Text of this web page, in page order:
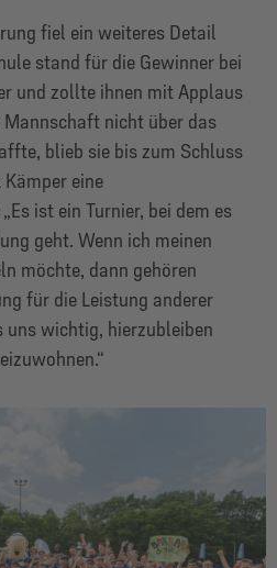
fiel ein weiteres Detail
stand für die Gewinner bei
und zollte ihnen mit Applaus
Mannschaft nicht über das
blieb sie bis zum Schluss
eine
ist ein Turnier, bei dem es
geht. Wenn ich meinen
möchte, dann gehören
für die Leistung anderer
uns wichtig, hierzubleiben